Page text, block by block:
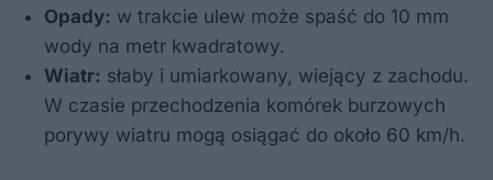
Opady: w trakcie ulew może spaść do 10 mm
wody na metr kwadratowy.
Wiatr: słaby i umiarkowany, wiejący z zachodu.
W czasie przechodzenia komórek burzowych
porywy wiatru mogą osiągać do około 60 km/h.